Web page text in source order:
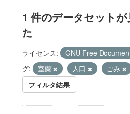
1 件のデータセット
た
ライセンス: GNU Free
グ:
室蘭 人口 ごみ
フィルタ結果